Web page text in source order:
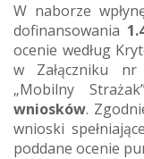
W naborze
dofinansowania
ocenie według
w Załączniku
„Mobilny
wniosków.
wnioski
poddane ocenie